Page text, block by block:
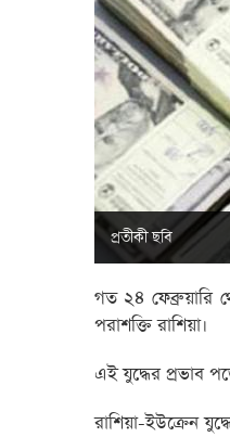
প্রতীকী ছবি
গত ২৪ ফেব্রুয়ারি
পরাশক্তি রাশিয়া।
এই যুদ্ধের প্রভাব
রাশিয়া-ইউক্রেন